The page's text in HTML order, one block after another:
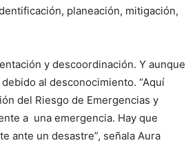
planeación, mitigación,
y descoordinación. Y aunque
al desconocimiento. “Aquí
del Riesgo de Emergencias y
a una emergencia. Hay que
ante un desastre”, señala Aura